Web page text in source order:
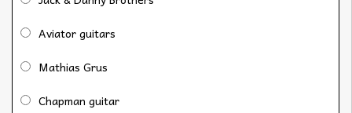
Aviator guitars
Mathias Grus
Chapman guitar